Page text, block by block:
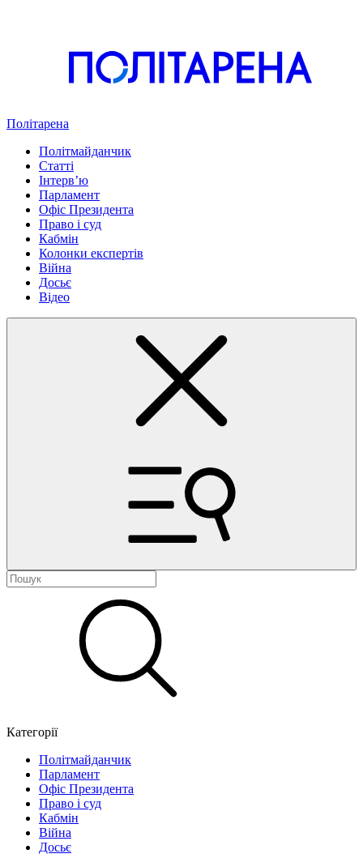
Політарена
Політмайданчик
Статті
Інтервʼю
Парламент
Офіс Президента
Право і суд
Кабмін
Колонки експертів
Війна
Досьє
Відео
Категорії
Політмайданчик
Парламент
Офіс Президента
Право і суд
Кабмін
Війна
Досьє